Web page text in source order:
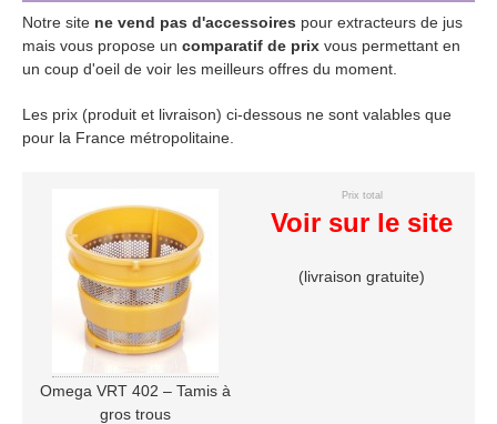
Notre site ne vend pas d'accessoires pour extracteurs de jus
mais vous propose un comparatif de prix vous permettant en
un coup d'oeil de voir les meilleurs offres du moment.
Les prix (produit et livraison) ci-dessous ne sont valables que
pour la France métropolitaine.
Omega VRT 402 – Tamis à
gros trous
Prix total
Voir sur le site
(livraison gratuite)